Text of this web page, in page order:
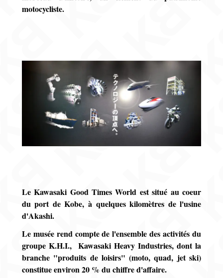
motocycliste.
Le Kawasaki Good Times World est situé au coeur
du port de Kobe, à quelques kilomètres de l'usine
d'Akashi.
Le musée rend compte de l'ensemble des activités du
groupe K.H.I., Kawasaki Heavy Industries, dont la
branche "produits de loisirs" (moto, quad, jet ski)
constitue environ 20 % du chiffre d'affaire.